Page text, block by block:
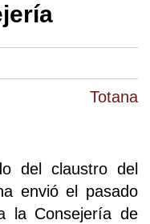
Totana
del claustro del
envió el pasado
la Consejería de